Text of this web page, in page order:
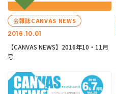
2016.10.01
会報誌CANVAS NEWS
【CANVAS NEWS】2016年10・11月
号